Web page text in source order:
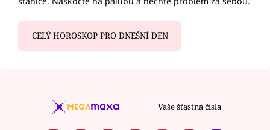
CELÝ HOROSKOP PRO DNEŠNÍ DEN
Vaše šťastná čísla